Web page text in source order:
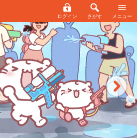
ログイン さがす メニュー